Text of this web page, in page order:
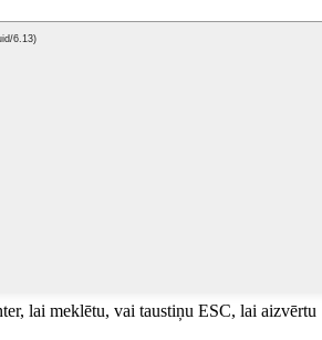
lai meklētu, vai taustiņu ESC, lai aizvērtu